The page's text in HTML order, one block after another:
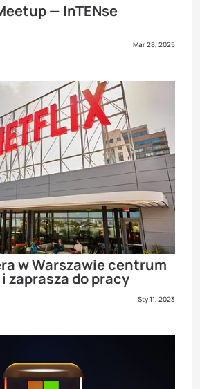
— InTENse
Mar 28, 2025
w Warszawie centrum
zaprasza do pracy
Sty 11, 2023